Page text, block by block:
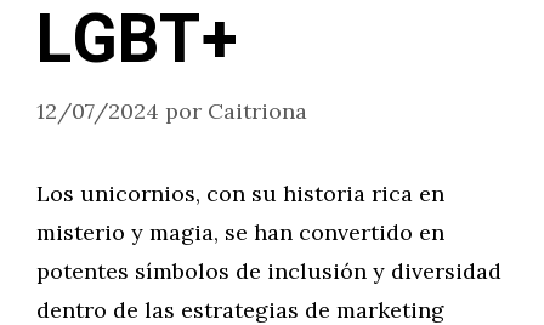
LGBT+
12/07/2024 por Caitriona
Los unicornios, con su historia rica en
misterio y magia, se han convertido en
potentes símbolos de inclusión y diversidad
dentro de las estrategias de marketing